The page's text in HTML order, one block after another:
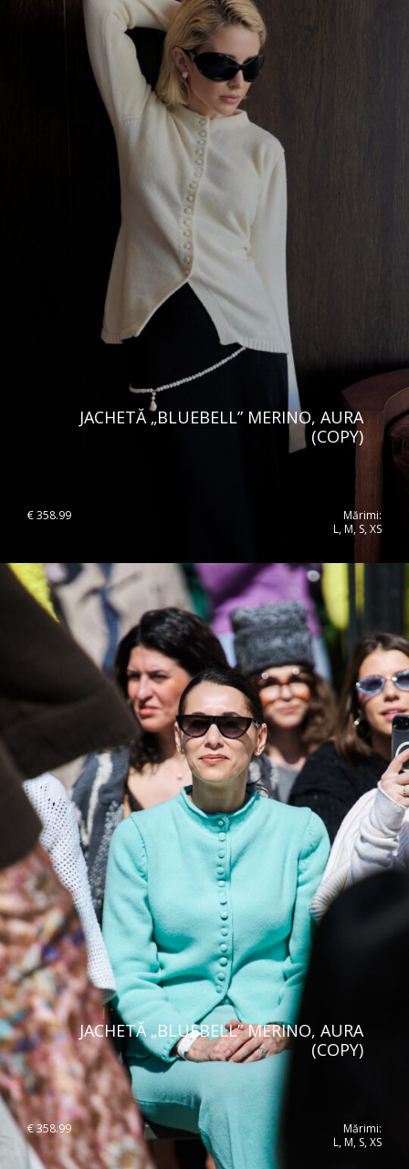
JACHETĂ „BLUEBELL” MERINO, AURA
(COPY)
€358.99
Mărimi:
L, M, S, XS
JACHETĂ „BLUEBELL” MERINO, AURA
(COPY)
€358.99
Mărimi:
L, M, S, XS
Norway
Portugal
Romania
Russia Federation
Sweden
Switzerland
Ukraine
United Kingdom
Argentina
Asia și Oceania
Israel
Saudi Arabia
Kazakstan
Malaysia
Taiwan
Hong Kong
China
Japan